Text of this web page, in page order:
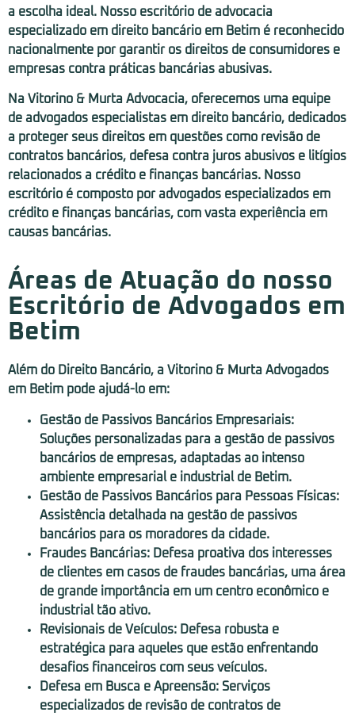
a escolha ideal. Nosso escritório de advocacia
especializado em direito bancário em Betim é reconhecido
nacionalmente por garantir os direitos de consumidores e
empresas contra práticas bancárias abusivas.
Na Vitorino & Murta Advocacia, oferecemos uma equipe
de advogados especialistas em direito bancário, dedicados
a proteger seus direitos em questões como revisão de
contratos bancários, defesa contra juros abusivos e litígios
relacionados a crédito e finanças bancárias. Nosso
escritório é composto por advogados especializados em
crédito e finanças bancárias, com vasta experiência em
causas bancárias.
Áreas de Atuação do nosso
Escritório de Advogados em
Betim
Além do Direito Bancário, a Vitorino & Murta Advogados
em Betim pode ajudá-lo em:
Gestão de Passivos Bancários Empresariais:
Soluções personalizadas para a gestão de passivos
bancários de empresas, adaptadas ao intenso
ambiente empresarial e industrial de Betim.
Gestão de Passivos Bancários para Pessoas Físicas:
Assistência detalhada na gestão de passivos
bancários para os moradores da cidade.
Fraudes Bancárias: Defesa proativa dos interesses
de clientes em casos de fraudes bancárias, uma área
de grande importância em um centro econômico e
industrial tão ativo.
Revisionais de Veículos: Defesa robusta e
estratégica para aqueles que estão enfrentando
desafios financeiros com seus veículos.
Defesa em Busca e Apreensão: Serviços
especializados de revisão de contratos de